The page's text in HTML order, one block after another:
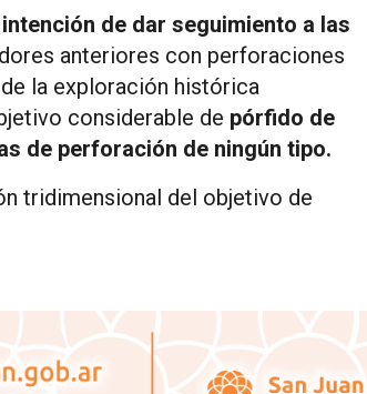
de dar seguimiento a las
anteriores con perforaciones
la exploración histórica
considerable de pórfido de
de perforación de ningún tipo.
tridimensional del objetivo de